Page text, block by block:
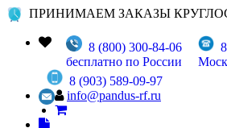
ПРИНИМАЕМ ЗАКАЗЫ
8 (800) 300-84-06
бесплатно по России
8 (903) 589-09-97
info@pandus-rf.ru